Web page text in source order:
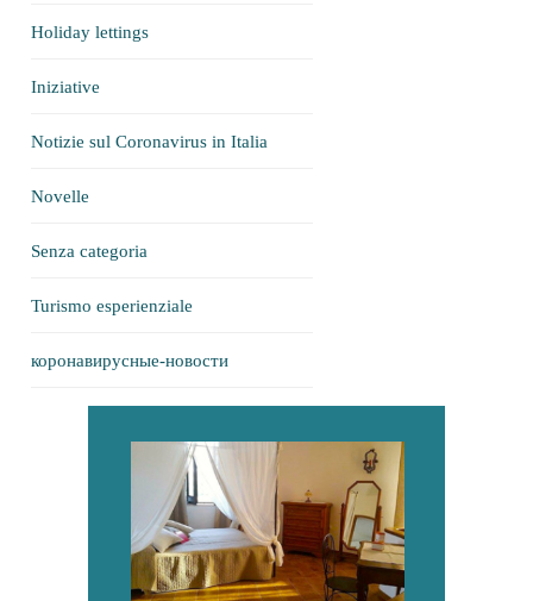
Holiday lettings
Iniziative
Notizie sul Coronavirus in Italia
Novelle
Senza categoria
Turismo esperienziale
коронавирусные-новости